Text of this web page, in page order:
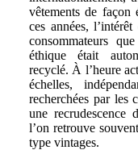
vêtements de façon
ces années,
consommateurs
éthique était
recyclé. À l’heure
échelles,
recherchées par les
une recrudescence
l’on retrouve
type vintages.